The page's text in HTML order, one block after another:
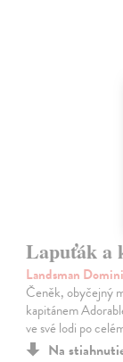
Lapuťák a
Landsman
Čeněk, obyčejný
kapitánem
ve své lodi po
Na